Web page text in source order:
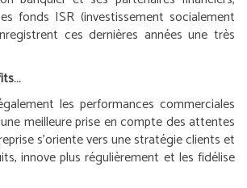
fonds ISR (investissement socialement
ces dernières années une très
les performances commerciales
meilleure prise en compte des attentes
s’oriente vers une stratégie clients et
innove plus régulièrement et les fidélise